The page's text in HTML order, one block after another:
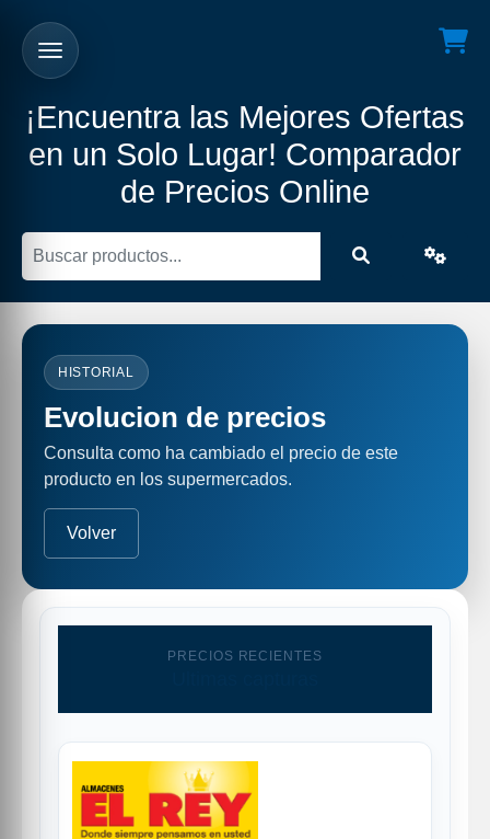
¡Encuentra las Mejores Ofertas
en un Solo Lugar! Comparador
de Precios Online
HISTORIAL
Evolucion de precios
Consulta como ha cambiado el precio de este
producto en los supermercados.
Volver
PRECIOS RECIENTES